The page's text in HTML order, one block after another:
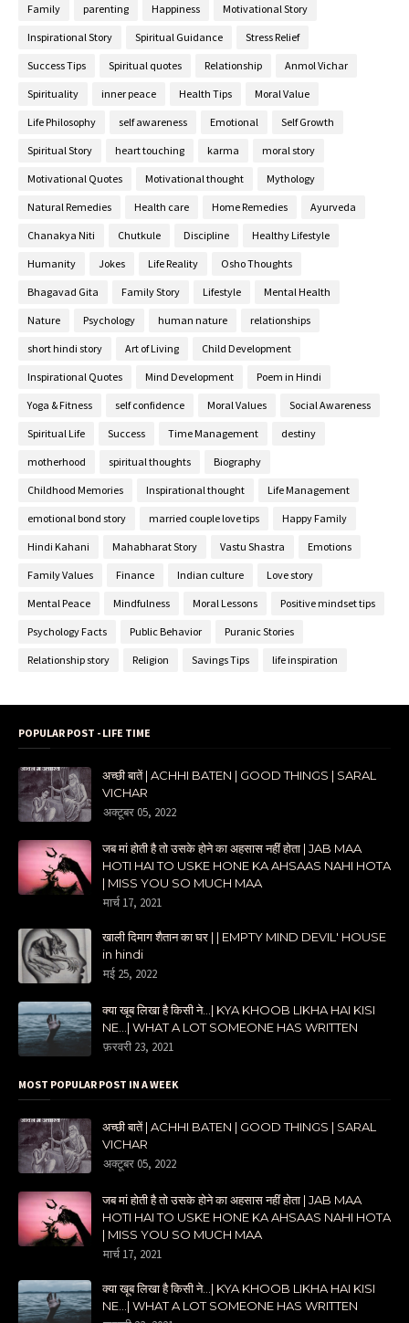
Family parenting Happiness Motivational Story
Inspirational Story Spiritual Guidance Stress Relief
Success Tips Spiritual quotes Relationship Anmol Vichar
Spirituality inner peace Health Tips Moral Value
Life Philosophy self awareness Emotional Self Growth
Spiritual Story heart touching karma moral story
Motivational Quotes Motivational thought Mythology
Natural Remedies Health care Home Remedies Ayurveda
Chanakya Niti Chutkule Discipline Healthy Lifestyle
Humanity Jokes Life Reality Osho Thoughts
Bhagavad Gita Family Story Lifestyle Mental Health
Nature Psychology human nature relationships
short hindi story Art of Living Child Development
Inspirational Quotes Mind Development Poem in Hindi
Yoga & Fitness self confidence Moral Values Social Awareness
Spiritual Life Success Time Management destiny
motherhood spiritual thoughts Biography
Childhood Memories Inspirational thought Life Management
emotional bond story married couple love tips Happy Family
Hindi Kahani Mahabharat Story Vastu Shastra Emotions
Family Values Finance Indian culture Love story
Mental Peace Mindfulness Moral Lessons Positive mindset tips
Psychology Facts Public Behavior Puranic Stories
Relationship story Religion Savings Tips life inspiration
POPULAR POST - LIFE TIME
अच्छी बातें | ACHHI BATEN | GOOD THINGS | SARAL
VICHAR
अक्टूबर 05, 2022
जब मां होती है तो उसके होने का अहसास नहीं होता | JAB MAA
HOTI HAI TO USKE HONE KA AHSAAS NAHI HOTA
| MISS YOU SO MUCH MAA
मार्च 17, 2021
खाली दिमाग शैतान का घर | | EMPTY MIND DEVIL' HOUSE
in hindi
मई 25, 2022
क्या खूब लिखा है किसी ने...| KYA KHOOB LIKHA HAI KISI
NE...| WHAT A LOT SOMEONE HAS WRITTEN
फ़रवरी 23, 2021
MOST POPULAR POST IN A WEEK
अच्छी बातें | ACHHI BATEN | GOOD THINGS | SARAL
VICHAR
अक्टूबर 05, 2022
जब मां होती है तो उसके होने का अहसास नहीं होता | JAB MAA
HOTI HAI TO USKE HONE KA AHSAAS NAHI HOTA
| MISS YOU SO MUCH MAA
मार्च 17, 2021
क्या खूब लिखा है किसी ने...| KYA KHOOB LIKHA HAI KISI
NE...| WHAT A LOT SOMEONE HAS WRITTEN